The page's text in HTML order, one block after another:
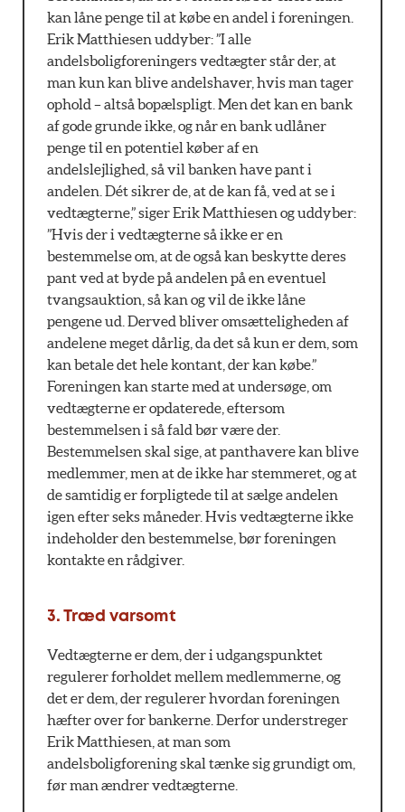
kan låne penge til at købe en andel i foreningen.
Erik Matthiesen uddyber: ”I alle
andelsboligforeningers vedtægter står der, at
man kun kan blive andelshaver, hvis man tager
ophold – altså bopælspligt. Men det kan en bank
af gode grunde ikke, og når en bank udlåner
penge til en potentiel køber af en
andelslejlighed, så vil banken have pant i
andelen. Dét sikrer de, at de kan få, ved at se i
vedtægterne,” siger Erik Matthiesen og uddyber:
”Hvis der i vedtægterne så ikke er en
bestemmelse om, at de også kan beskytte deres
pant ved at byde på andelen på en eventuel
tvangsauktion, så kan og vil de ikke låne
pengene ud. Derved bliver omsætteligheden af
andelene meget dårlig, da det så kun er dem, som
kan betale det hele kontant, der kan købe.”
Foreningen kan starte med at undersøge, om
vedtægterne er opdaterede, eftersom
bestemmelsen i så fald bør være der.
Bestemmelsen skal sige, at panthavere kan blive
medlemmer, men at de ikke har stemmeret, og at
de samtidig er forpligtede til at sælge andelen
igen efter seks måneder. Hvis vedtægterne ikke
indeholder den bestemmelse, bør foreningen
kontakte en rådgiver.
3. Træd varsomt
Vedtægterne er dem, der i udgangspunktet
regulerer forholdet mellem medlemmerne, og
det er dem, der regulerer hvordan foreningen
hæfter over for bankerne. Derfor understreger
Erik Matthiesen, at man som
andelsboligforening skal tænke sig grundigt om,
før man ændrer vedtægterne.